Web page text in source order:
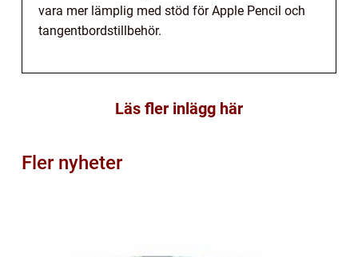
vara mer lämplig med stöd för Apple Pencil och
tangentbordstillbehör.
Läs fler inlägg här
Fler nyheter